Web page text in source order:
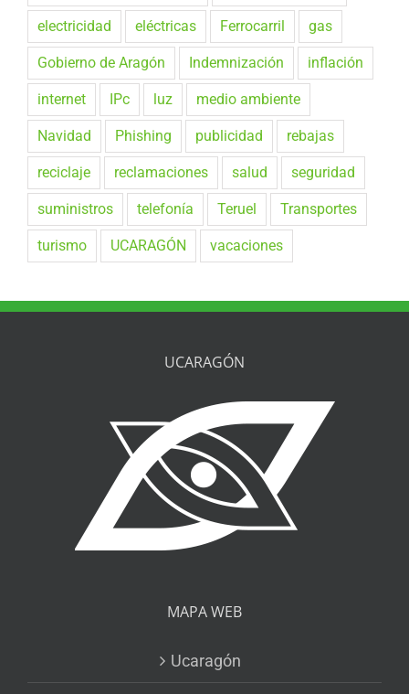
electricidad eléctricas Ferrocarril gas
Gobierno de Aragón Indemnización inflación
internet IPc luz medio ambiente
Navidad Phishing publicidad rebajas
reciclaje reclamaciones salud seguridad
suministros telefonía Teruel Transportes
turismo UCARAGÓN vacaciones
UCARAGÓN
MAPA WEB
Ucaragón